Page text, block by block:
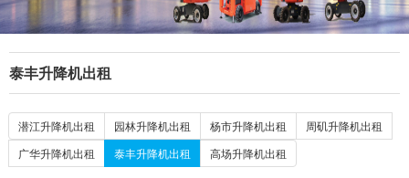
泰丰升降机出租
潜江升降机出租 园林升降机出租 杨市升降机出租
周矶升降机出租
广华升降机出租
泰丰升降机出租 高场升降机出租